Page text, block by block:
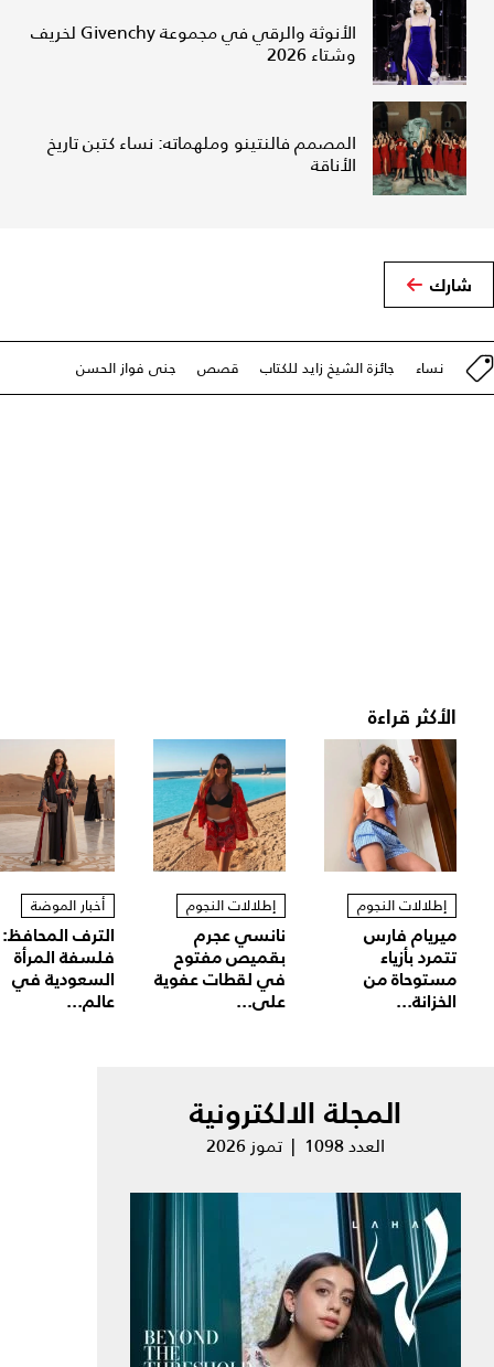
الأنوثة والرقي في مجموعة Givenchy لخريف
وشتاء 2026
المصمم فالنتينو وملهماته: نساء كتبن تاريخ
الأناقة
شارك
نساء جائزة الشيخ زايد للكتاب قصص جنى فواز الحسن
الأكثر قراءة
إطلالات النجوم
ميريام فارس
تتمرد بأزياء
مستوحاة من
الخزانة...
إطلالات النجوم
نانسي عجرم
بقميص مفتوح
في لقطات عفوية
على...
أخبار الموضة
الترف المحافظ:
فلسفة المرأة
السعودية في
عالم...
المجلة الالكترونية
العدد 1098 | تموز 2026